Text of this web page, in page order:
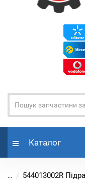
Каталог
...
544013002R